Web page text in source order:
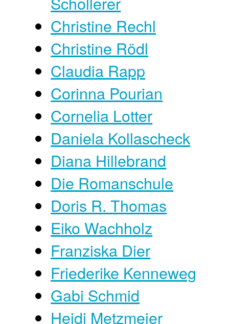
Christine Rechl
Christine Rödl
Claudia Rapp
Corinna Pourian
Cornelia Lotter
Daniela Kollascheck
Diana Hillebrand
Die Romanschule
Doris R. Thomas
Eiko Wachholz
Franziska Dier
Friederike Kenneweg
Gabi Schmid
Heidi Metzmeier